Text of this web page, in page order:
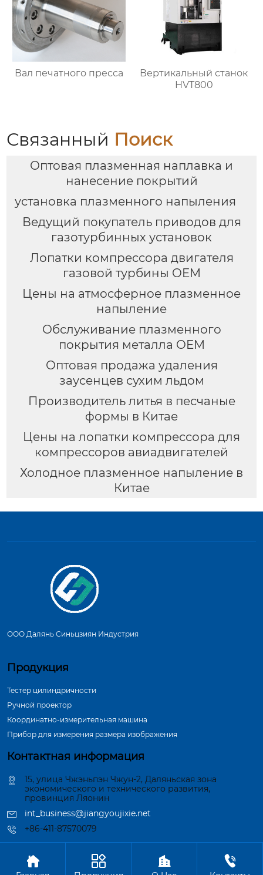
Вал печатного пресса
Вертикальный станок
HVT800
Связанный Поиск
Оптовая плазменная наплавка и
нанесение покрытий
установка плазменного напыления
Ведущий покупатель приводов для
газотурбинных установок
Лопатки компрессора двигателя
газовой турбины OEM
Цены на атмосферное плазменное
напыление
Обслуживание плазменного
покрытия металла OEM
Оптовая продажа удаления
заусенцев сухим льдом
Производитель литья в песчаные
формы в Китае
Цены на лопатки компрессора для
компрессоров авиадвигателей
Холодное плазменное напыление в
Китае
ООО Далянь Синьцзиян Индустрия
Продукция
Тестер цилиндричности
Ручной проектор
Координатно-измерительная машина
Прибор для измерения размера изображения
Контактная информация
15, улица Чжэньпэн Чжун-2, Даляньская зона
экономического и технического развития,
провинция Ляонин
int_business@jiangyoujixie.net
+86-411-87570079
Авторское право©ООО Далянь Синьцзиян Индустрия
   